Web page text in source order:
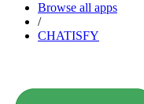
Browse all apps
/
CHATISFY